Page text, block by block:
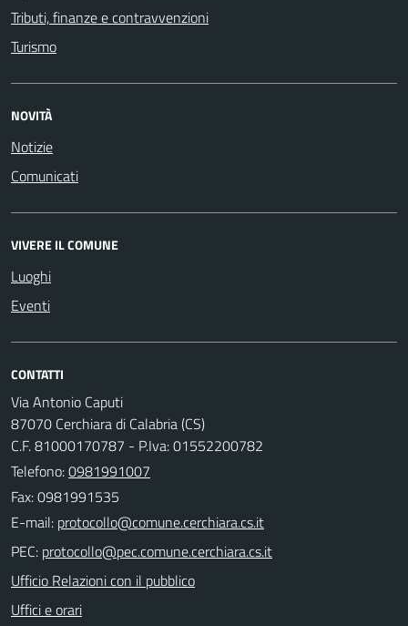
Tributi, finanze e contravvenzioni
Turismo
NOVITÀ
Notizie
Comunicati
VIVERE IL COMUNE
Luoghi
Eventi
CONTATTI
Via Antonio Caputi
87070 Cerchiara di Calabria (CS)
C.F. 81000170787 - P.Iva: 01552200782
Telefono:0981991007
Fax: 0981991535
E-mail:
PEC:
Ufficio Relazioni con il pubblico
Uffici e orari